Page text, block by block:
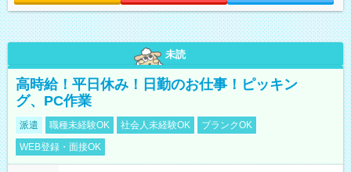
未読
高時給！平日休み！日勤のお仕事！ピッキン
グ、PC作業
派遣 職種未経験OK 社会人未経験OK
ブランクOK
WEB登録・面接OK